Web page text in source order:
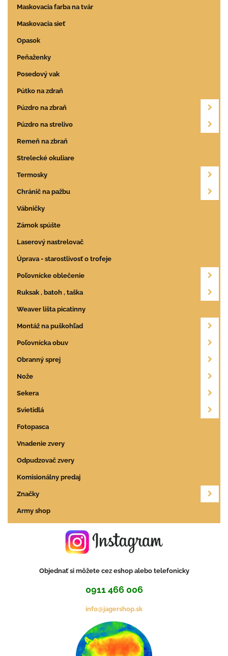
Maskovacia farba na tvár
Maskovacia sieť
Opasok
Peňaženky
Posedový vak
Pútko na zdraň
Púzdro na zbraň
Púzdro na strelivo
Remeň na zbraň
Strelecké okuliare
Termosky
Chránič na pažbu
Vábničky
Zámok spúšte
Laserový nastrelovač
Úprava - starostlivosť o trofeje
Poľovnícke oblečenie
Ruksak , batoh , taška
Weaver lišta picatinny
Montáž na puškohľad
Poľovnícka obuv
Obranný sprej
Nože
Sekera
Svietidlá
Fotopasca
Vnadenie zvery
Odpudzovač zvery
Komisionálny predaj
Značky
Army shop
Objednať si môžete cez eshop alebo telefonicky
0911 466 006
info@jagershop.sk